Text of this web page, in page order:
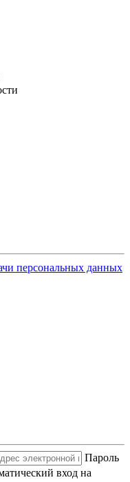
персональных данных
Пароль
вход на